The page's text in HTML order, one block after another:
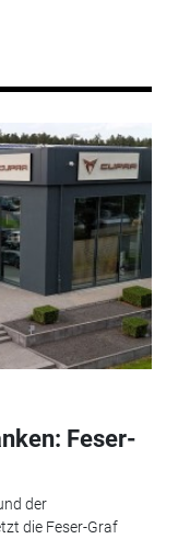
Feser-
der
die Feser-Graf